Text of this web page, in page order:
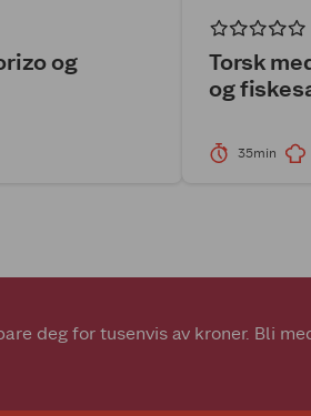
og
Torsk
og
35min
deg for tusenvis av kroner. Bli